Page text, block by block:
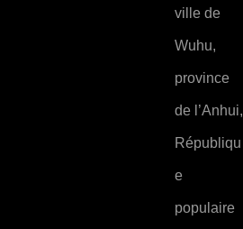
ville de
Wuhu,
province
de l’Anhui,
Républiqu
e
populaire